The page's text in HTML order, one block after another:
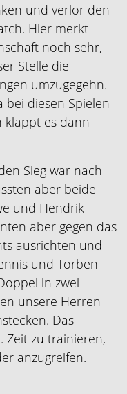
und verlor den
Hier merkt
noch sehr,
Stelle die
umzugegehn.
bei diesen Spielen
es dann
Sieg war nach
aber beide
und Hendrik
aber gegen das
ausrichten und
und Torben
in zwei
unsere Herren
Das
Zeit zu trainieren,
anzugreifen.